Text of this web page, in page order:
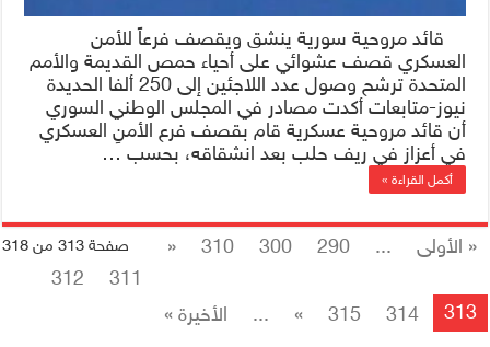
قائد مروحية سورية ينشق ويقصف فرعاً للأمن
العسكري قصف عشوائي على أحياء حمص القديمة والأمم
المتحدة ترشح وصول عدد اللاجئين إلى 250 ألفا الحديدة
نيوز-متابعات أكدت مصادر في المجلس الوطني السوري
أن قائد مروحية عسكرية قام بقصف فرع الأمنِ العسكري
في أعزاز في ريف حلب بعد انشقاقه، بحسب …
أكمل القراءة »
صفحة 313 من 318 « الأولى ...
290
300
310
«
311
312
313
314
315
»
... الأخيرة »